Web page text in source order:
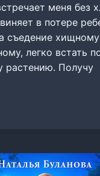
меня без
в потере
съедение хищному
легко встать
растению. Получу